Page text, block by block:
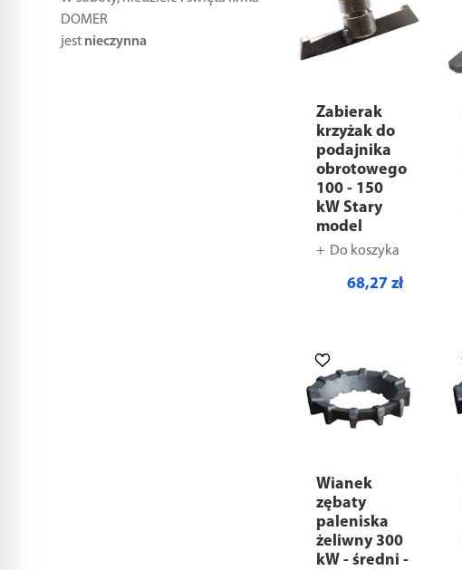
Zabierak
krzyżak do
podajnika
obrotowego
100 - 150
kW Stary
model
Do koszyka
68,27 zł
Wianek
zębaty
paleniska
żeliwny 300
kW - średni -
DOMER
jest nieczynna